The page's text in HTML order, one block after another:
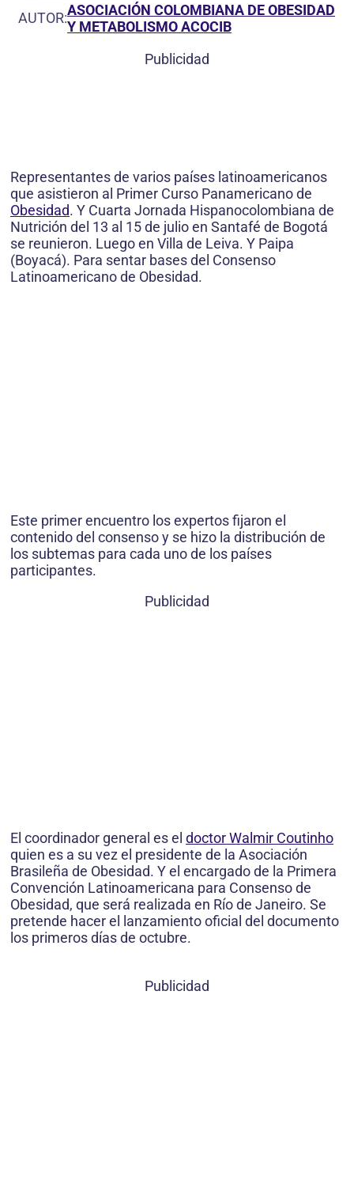
AUTOR:ASOCIACIÓN COLOMBIANA DE OBESIDAD
Y METABOLISMO ACOCIB
Publicidad
Representantes de varios países latinoamericanos
que asistieron al Primer Curso Panamericano de
Obesidad. Y Cuarta Jornada Hispanocolombiana de
Nutrición del 13 al 15 de julio en Santafé de Bogotá
se reunieron. Luego en Villa de Leiva. Y Paipa
(Boyacá). Para sentar bases del Consenso
Latinoamericano de Obesidad.
Este primer encuentro los expertos fijaron el
contenido del consenso y se hizo la distribución de
los subtemas para cada uno de los países
participantes.
Publicidad
El coordinador general es el doctor Walmir Coutinho
quien es a su vez el presidente de la Asociación
Brasileña de Obesidad. Y el encargado de la Primera
Convención Latinoamericana para Consenso de
Obesidad, que será realizada en Río de Janeiro. Se
pretende hacer el lanzamiento oficial del documento
los primeros días de octubre.
Publicidad